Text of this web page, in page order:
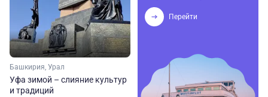
Башкирия, Урал
Уфа зимой – слияние культур
и традиций
Перейти